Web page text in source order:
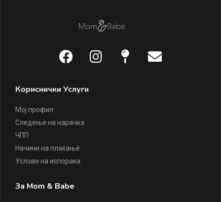
Кориснички Услуги
Мој профил
Следење на нарачка
ЧПП
Начини на плаќање
Услови на испорака
За Mom & Babe